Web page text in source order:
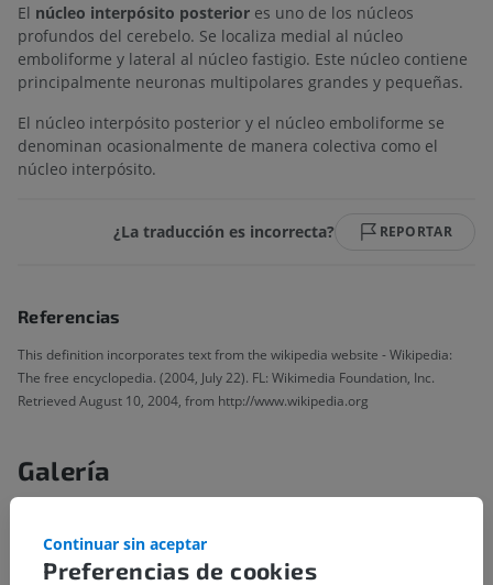
El núcleo interpósito posterior es uno de los núcleos
profundos del cerebelo. Se localiza medial al núcleo
emboliforme y lateral al núcleo fastigio. Este núcleo contiene
principalmente neuronas multipolares grandes y pequeñas.
El núcleo interpósito posterior y el núcleo emboliforme se
denominan ocasionalmente de manera colectiva como el
núcleo interpósito.
¿La traducción es incorrecta? REPORTAR
Referencias
This definition incorporates text from the wikipedia website - Wikipedia:
The free encyclopedia. (2004, July 22). FL: Wikimedia Foundation, Inc.
Retrieved August 10, 2004, from http://www.wikipedia.org
Galería
Preferencias de cookies
Continuar sin aceptar